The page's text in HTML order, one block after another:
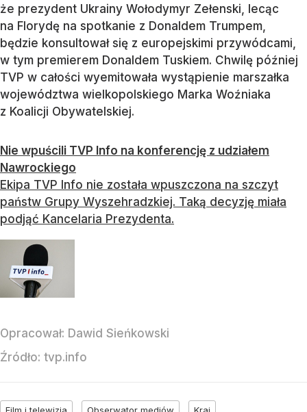
że prezydent Ukrainy Wołodymyr Zełenski, lecąc
na Florydę na spotkanie z Donaldem Trumpem,
będzie konsultował się z europejskimi przywódcami,
w tym premierem Donaldem Tuskiem. Chwilę później
TVP w całości wyemitowała wystąpienie marszałka
województwa wielkopolskiego Marka Woźniaka
z Koalicji Obywatelskiej.
Nie wpuścili TVP Info na konferencję z udziałem
Nawrockiego
Ekipa TVP Info nie została wpuszczona na szczyt
państw Grupy Wyszehradzkiej. Taką decyzję miała
podjąć Kancelaria Prezydenta.
Opracował: Dawid Sieńkowski
Źródło: tvp.info